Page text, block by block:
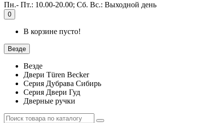
Пн.- Пт.: 10.00-20.00; Сб. Вс.: Выходной день
0
В корзине пусто!
Везде
Везде
Двери Türen Becker
Серия Дубрава Сибирь
Серия Двери Гуд
Дверные ручки